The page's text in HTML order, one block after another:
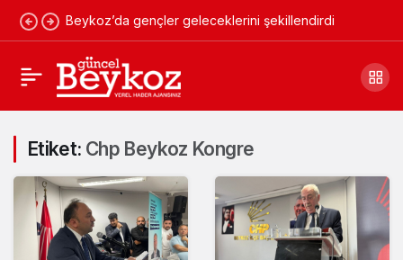
Beykoz’da gençler geleceklerini şekillendirdi
Etiket: Chp Beykoz Kongre